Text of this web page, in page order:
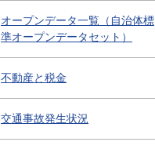
オープンデータ一覧（自治体標
準オープンデータセット）
不動産と税金
交通事故発生状況